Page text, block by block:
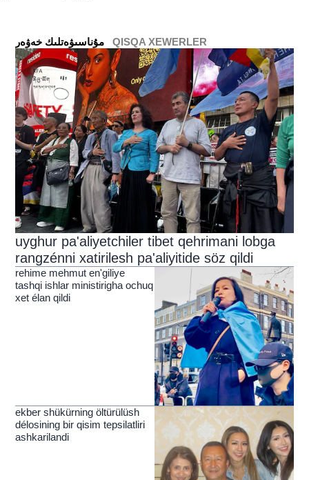
QISQA XEWERLER
uyghur pa'aliyetchiler tibet qehrimani lobga
rangzénni xatirilesh pa'aliyitide söz qildi
rehime mehmut en'giliye
tashqi ishlar ministirigha ochuq
xet élan qildi
ekber shükürning öltürülüsh
délosining bir qisim tepsilatliri
ashkarilandi